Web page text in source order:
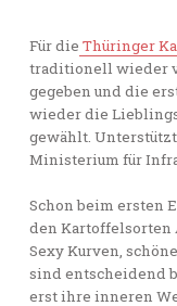
Für die Thüringer
traditionell wieder
gegeben und die
wieder die
gewählt.
Ministerium für
Schon beim ersten
den Kartoffelsorten
Sexy Kurven,
sind entscheidend
erst ihre inneren